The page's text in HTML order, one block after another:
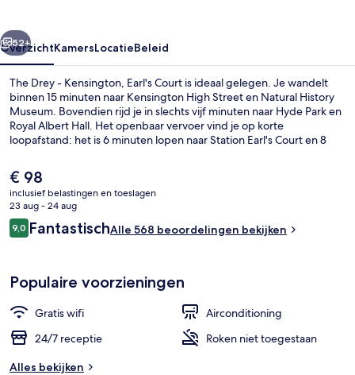
Volgende
52+
OverzichtKamersLocatieBeleid
The Drey - Kensington, Earl's Court is ideaal gelegen. Je wandelt
binnen 15 minuten naar Kensington High Street en Natural History
Museum. Bovendien rijd je in slechts vijf minuten naar Hyde Park en
Royal Albert Hall. Het openbaar vervoer vind je op korte
loopafstand: het is 6 minuten lopen naar Station Earl's Court en 8
De
huidige
prijs
is
€ 98
€ 98
inclusief belastingen en toeslagen
23 aug - 24 aug
Beoordelingen
9,09,0 op 10 –
FantastischAlle 568 beoordelingen bekijken
Populaire voorzieningen
Gratis wifi
Airconditioning
24/7 receptie
Roken niet toegestaan
Alles bekijken